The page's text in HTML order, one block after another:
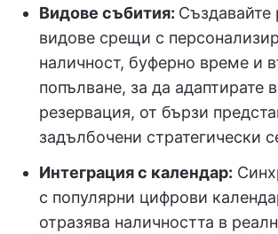
Видове събития: Създавайте
видове срещи с
наличност, буферно време и
попълване, за да адаптирате
резервация, от бързи
задълбочени стратегически
Интеграция с календар:
с популярни цифрови
отразява наличността в